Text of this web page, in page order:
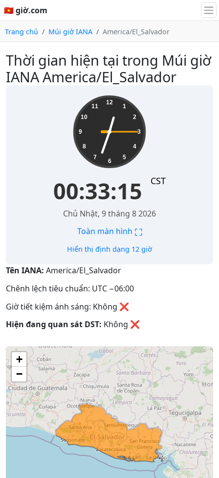
🇻🇳 giờ.com
Trang chủ Múi giờ IANA America/El_Salvador
Thời gian hiện tại trong Múi giờ
IANA America/El_Salvador
12
1
2
3
4
5
6
7
8
9
10
11
00:33:15 CST
Chủ Nhật, 9 tháng 8 2026
Toàn màn hình ⛶
Hiển thị định dạng 12 giờ
Tên IANA: America/El_Salvador
Chênh lệch tiêu chuẩn: UTC −06:00
Giờ tiết kiệm ánh sáng: Không ❌
Hiện đang quan sát DST: Không ❌
+
−